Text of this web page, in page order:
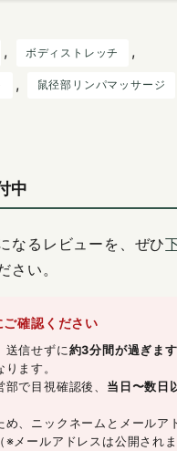
, ボディストレッチ ,
, 鼠径部リンパマッサージ
中
なるレビューを、ぜひ
さい。
確認ください
送信せずに約3分間が過ぎま
ります。
で目視確認後、 当日〜数日
め、ニックネームとメールア
※メールアドレスは公開されま